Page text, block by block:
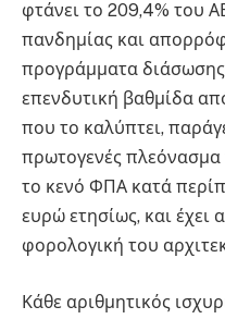
φτάνει το 209,4% του
πανδημίας και
προγράμματα
επενδυτική βαθμίδα
που το καλύπτει,
πρωτογενές πλεόνασμα
το κενό ΦΠΑ κατά
ευρώ ετησίως, και έχει
φορολογική του
Κάθε αριθμητικός